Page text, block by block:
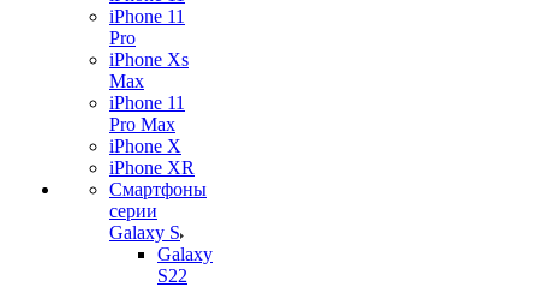
iPhone 11
Pro
iPhone Xs
Max
iPhone 11
Pro Max
iPhone X
iPhone XR
Смартфоны
серии
Galaxy S
Galaxy
S22